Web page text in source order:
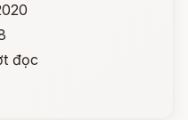
đọc